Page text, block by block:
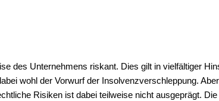
des Unternehmens riskant. Dies gilt in vielfältiger
wohl der Vorwurf der Insolvenzverschleppung.
Risiken ist dabei teilweise nicht ausgeprägt.